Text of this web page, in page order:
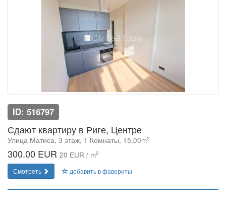
ID: 516797
Сдают квартиру в Риге, Центре
Улица Матиса, 3 этаж, 1 Комнаты, 15.00m2
300.00 EUR 20 EUR / m2
Смотреть добавить в фавориты